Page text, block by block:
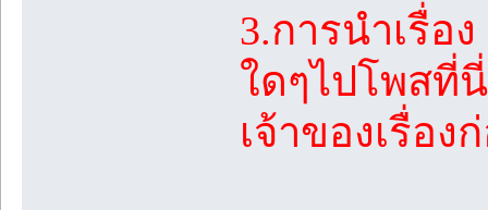
3.การนำเรื่อ
ใดๆไปโพสที่
เจ้าของเรื่อ